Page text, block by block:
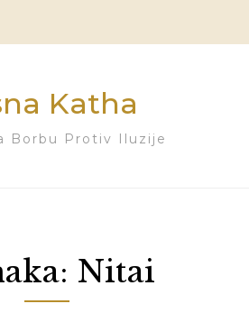
Katha
Borbu Protiv Iluzije
Nitai